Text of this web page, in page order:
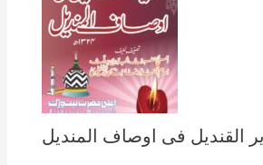
القندیل فی اوصاف المندیل